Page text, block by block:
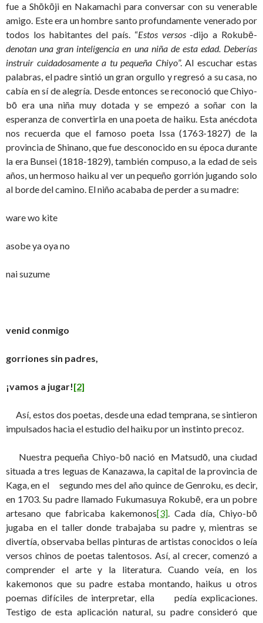
fue a Shōkōji en Nakamachi para conversar con su venerable
amigo. Este era un hombre santo profundamente venerado por
todos los habitantes del país. “Estos versos-dijo a Rokubē-
denotan una gran inteligencia en una niña de esta edad. Deberías
instruir cuidadosamente a tu pequeña Chiyo”. Al escuchar estas
palabras, el padre sintió un gran orgullo y regresó a su casa, no
cabía en sí de alegría. Desde entonces se reconoció que Chiyo-
bō era una niña muy dotada y se empezó a soñar con la
esperanza de convertirla en una poeta de haiku. Esta anécdota
nos recuerda que el famoso poeta Issa (1763-1827) de la
provincia de Shinano, que fue desconocido en su época durante
la era Bunsei (1818-1829), también compuso, a la edad de seis
años, un hermoso haiku al ver un pequeño gorrión jugando solo
al borde del camino. El niño acababa de perder a su madre:
ware wo kite
asobe ya oya no
nai suzume
venid conmigo
gorriones sin padres,
¡vamos a jugar![2]
Así, estos dos poetas, desde una edad temprana, se sintieron
impulsados hacia el estudio del haiku por un instinto precoz.
Nuestra pequeña Chiyo-bō nació en Matsudō, una ciudad
situada a tres leguas de Kanazawa, la capital de la provincia de
Kaga, en el segundo mes del año quince de Genroku, es decir,
en 1703. Su padre llamado Fukumasuya Rokubē, era un pobre
artesano que fabricaba kakemonos[3]. Cada día, Chiyo-bō
jugaba en el taller donde trabajaba su padre y, mientras se
divertía, observaba bellas pinturas de artistas conocidos o leía
versos chinos de poetas talentosos. Así, al crecer, comenzó a
comprender el arte y la literatura. Cuando veía, en los
kakemonos que su padre estaba montando, haikus u otros
poemas difíciles de interpretar, ella pedía explicaciones.
Testigo de esta aplicación natural, su padre consideró que